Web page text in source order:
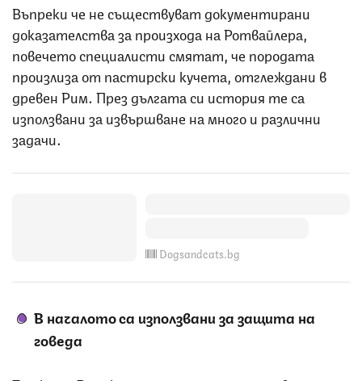
Въпреки че не съществуват документирани
доказателства за произхода на Ротвайлера,
повечето специалисти смятат, че породата
произлиза от пастирски кучета, отглеждани в
древен Рим. През дългата си история те са
използвани за извършване на много и различни
задачи.
Dogsandcats.bg
В началото са използвани за защита на
говеда